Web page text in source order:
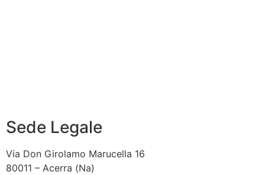
Sede Legale
Via Don Girolamo Marucella 16
80011 – Acerra (Na)